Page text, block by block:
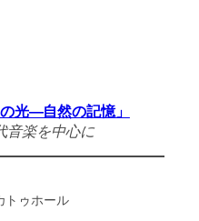
光―自然の記憶」
音楽を中心に
トゥホール